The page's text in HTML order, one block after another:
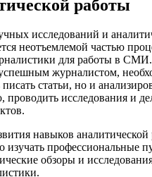
работы
исследований и
неотъемлемой частью
для работы в
журналистом,
статьи, но и
исследования и
навыков аналитической
изучать профессиональные
обзоры и